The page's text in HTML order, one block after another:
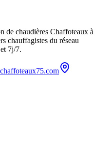
de chaudières Chaffoteaux à
chauffagistes du réseau
7j/7.